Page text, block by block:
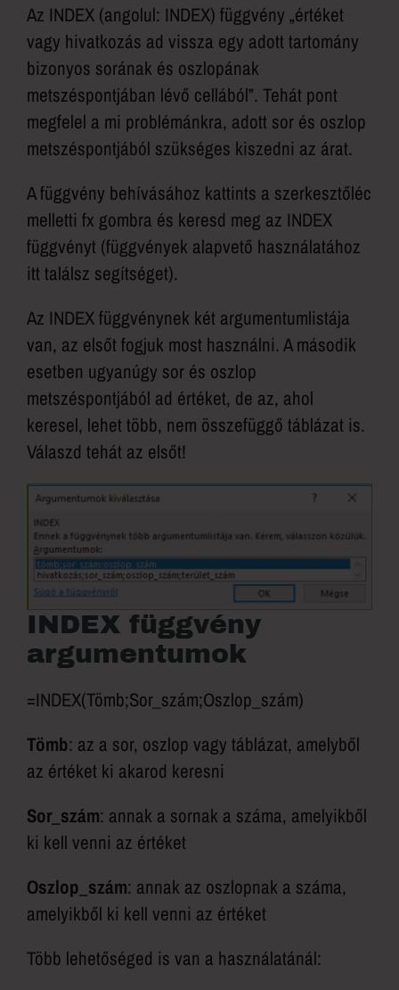
Az INDEX (angolul: INDEX) függvény „értéket
vagy hivatkozás ad vissza egy adott tartomány
bizonyos sorának és oszlopának
metszéspontjában lévő cellából”. Tehát pont
megfelel a mi problémánkra, adott sor és oszlop
metszéspontjából szükséges kiszedni az árat.
A függvény behívásához kattints a szerkesztőléc
melletti fx gombra és keresd meg az INDEX
függvényt (függvények alapvető használatához
itt találsz segítséget).
Az INDEX függvénynek két argumentumlistája
van, az elsőt fogjuk most használni. A második
esetben ugyanúgy sor és oszlop
metszéspontjából ad értéket, de az, ahol
keresel, lehet több, nem összefüggő táblázat is.
Válaszd tehát az elsőt!
INDEX függvény
argumentumok
=INDEX(Tömb;Sor_szám;Oszlop_szám)
Tömb: az a sor, oszlop vagy táblázat, amelyből
az értéket ki akarod keresni
Sor_szám: annak a sornak a száma, amelyikből
ki kell venni az értéket
Oszlop_szám: annak az oszlopnak a száma,
amelyikből ki kell venni az értéket
Több lehetőséged is van a használatánál: